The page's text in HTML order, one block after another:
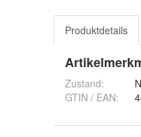
Produktdetails
Zustand:
GTIN / EAN: